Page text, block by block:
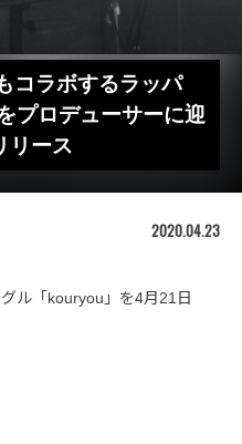
コラボするラッパ
プロデューサーに迎
リース
2020.04.23
ル「kouryou」を4月21日